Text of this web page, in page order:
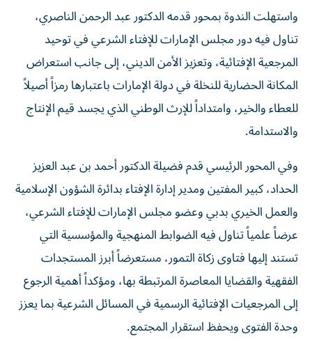
واستهلت الندوة بمحور قدمه الدكتور عبد الرحمن الناصري،
تناول فيه دور مجلس الإمارات للإفتاء الشرعي في توحيد
المرجعية الإفتائية، وتعزيز الأمن الديني، إلى جانب استعراض
المكانة الحضارية للنخلة في دولة الإمارات باعتبارها رمزاً أصيلاً
للعطاء والخير، وامتداداً للإرث الوطني الذي يجسد قيم الإنتاج
والاستدامة.
وفي المحور الرئيسي قدم فضيلة الدكتور أحمد بن عبد العزيز
الحداد، كبير المفتين ومدير إدارة الإفتاء بدائرة الشؤون الإسلامية
والعمل الخيري بدبي وعضو مجلس الإمارات للإفتاء الشرعي،
عرضاً علمياً تناول فيه الضوابط المنهجية والمؤسسية التي
تستند إليها فتاوى زكاة التمور، مستعرضاً أبرز المستجدات
الفقهية والقضايا المعاصرة المرتبطة بها، ومؤكداً أهمية الرجوع
إلى المرجعيات الإفتائية الرسمية في المسائل الشرعية بما يعزز
وحدة الفتوى ويحفظ استقرار المجتمع.